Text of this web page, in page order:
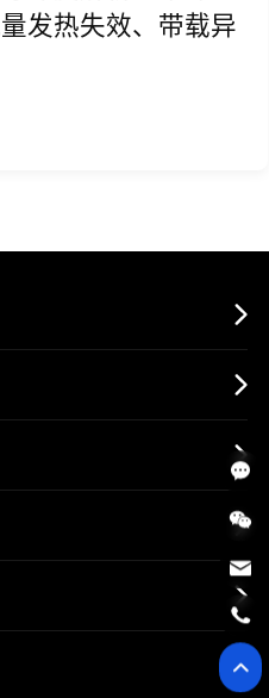
发热失效、带载异